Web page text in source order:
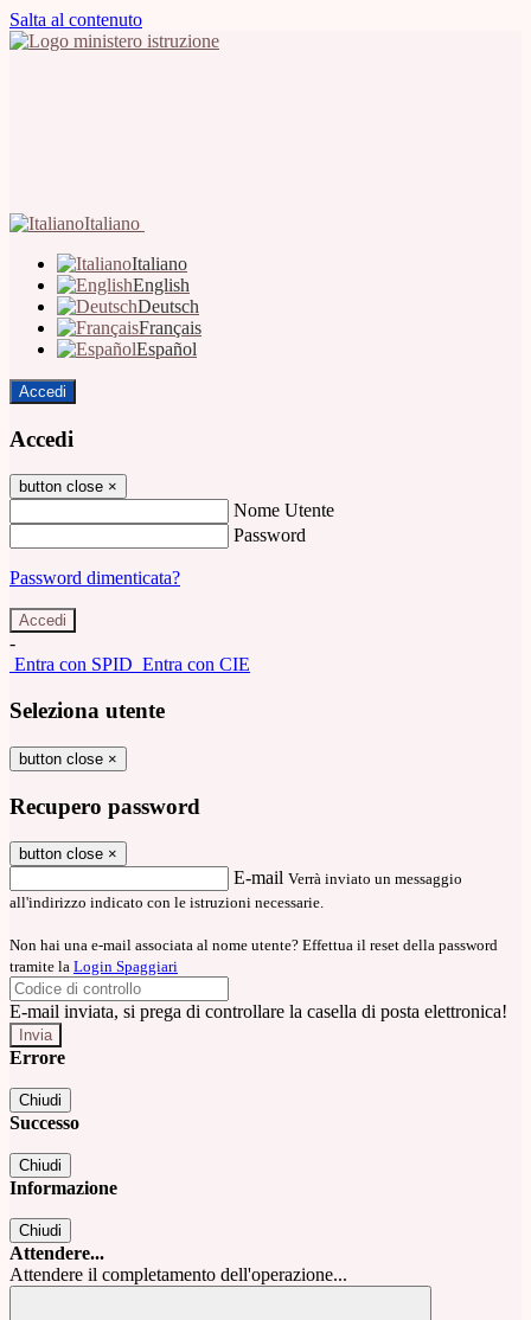
Salta al contenuto
Italiano
Italiano
English
Deutsch
Français
Español
Accedi
Accedi
button close ×
Nome Utente
Password
Password dimenticata?
-
Entra con SPID Entra con CIE
Seleziona utente
button close ×
Recupero password
button close ×
E-mail Verrà inviato un messaggio
all'indirizzo indicato con le istruzioni necessarie.
Non hai una e-mail associata al nome utente? Effettua il reset della password
tramite la Login Spaggiari
E-mail inviata, si prega di controllare la casella di posta elettronica!
Errore
Chiudi
Successo
Chiudi
Informazione
Chiudi
Attendere...
Attendere il completamento dell'operazione...